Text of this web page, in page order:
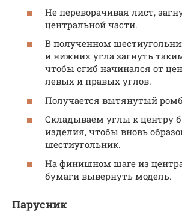
Не переворачивая лист,
центральной части.
В полученном
и нижних угла загнуть
чтобы сгиб начинался от
левых и правых углов.
Получается вытянутый
Складываем углы к центру
изделия, чтобы вновь
шестиугольник.
На финишном шаге из
бумаги вывернуть модель.
Парусник